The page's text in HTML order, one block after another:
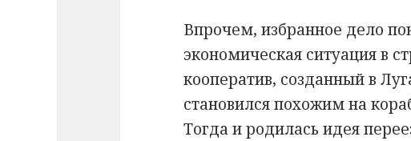
Впрочем, избранное дело
экономическая ситуация в
кооператив, созданный в
становился похожим на
Тогда и родилась идея